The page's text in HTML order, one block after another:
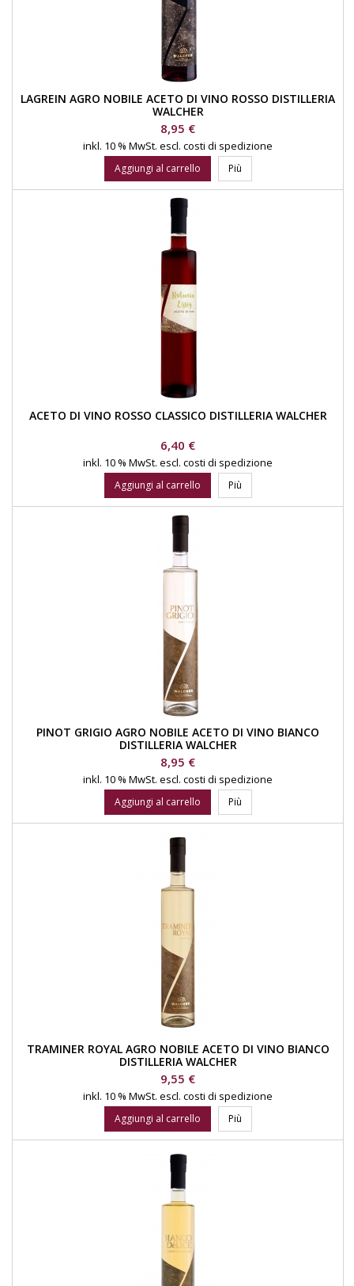
LAGREIN AGRO NOBILE ACETO DI VINO ROSSO DISTILLERIA
WALCHER
Prezzo
8,95 €
inkl. 10 % MwSt. escl. costi di spedizione
Aggiungi al carrello Più
ACETO DI VINO ROSSO CLASSICO DISTILLERIA WALCHER
Prezzo
6,40 €
inkl. 10 % MwSt. escl. costi di spedizione
Aggiungi al carrello Più
PINOT GRIGIO AGRO NOBILE ACETO DI VINO BIANCO
DISTILLERIA WALCHER
Prezzo
8,95 €
inkl. 10 % MwSt. escl. costi di spedizione
Aggiungi al carrello Più
TRAMINER ROYAL AGRO NOBILE ACETO DI VINO BIANCO
DISTILLERIA WALCHER
Prezzo
9,55 €
inkl. 10 % MwSt. escl. costi di spedizione
Aggiungi al carrello Più